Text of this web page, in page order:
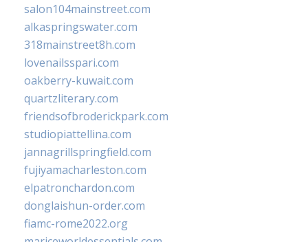
salon104mainstreet.com
alkaspringswater.com
318mainstreet8h.com
lovenailsspari.com
oakberry-kuwait.com
quartzliterary.com
friendsofbroderickpark.com
studiopiattellina.com
jannagrillspringfield.com
fujiyamacharleston.com
elpatronchardon.com
donglaishun-order.com
fiamc-rome2022.org